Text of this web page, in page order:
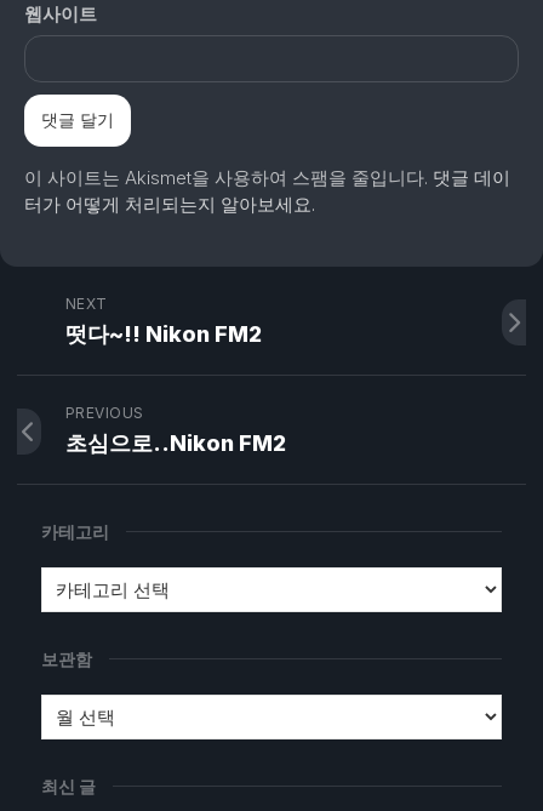
웹사이트
이 사이트는 Akismet을 사용하여 스팸을 줄입니다. 댓글 데이
터가 어떻게 처리되는지 알아보세요.
NEXT
떳다~!! Nikon FM2
PREVIOUS
초심으로..Nikon FM2
카테고리
보관함
최신 글